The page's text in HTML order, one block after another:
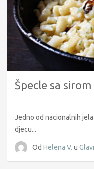
Špecle sa sirom
Jedno od nacionalnih
djecu...
Od Helena V. u